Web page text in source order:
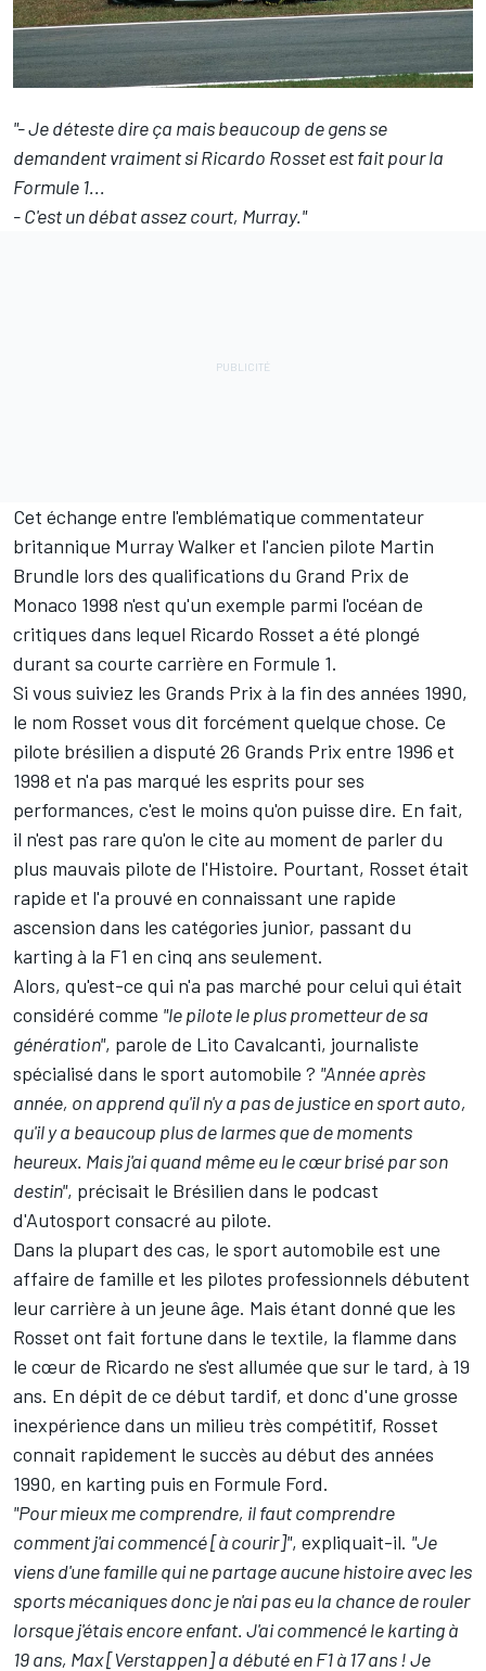
"- Je déteste dire ça mais beaucoup de gens se
demandent vraiment si Ricardo Rosset est fait pour la
Formule 1...
- C'est un débat assez court, Murray."
Cet échange entre l'emblématique commentateur
britannique Murray Walker et l'ancien pilote Martin
Brundle lors des qualifications du Grand Prix de
Monaco 1998 n'est qu'un exemple parmi l'océan de
critiques dans lequel Ricardo Rosset a été plongé
durant sa courte carrière en Formule 1.
Si vous suiviez les Grands Prix à la fin des années 1990,
le nom Rosset vous dit forcément quelque chose. Ce
pilote brésilien a disputé 26 Grands Prix entre 1996 et
1998 et n'a pas marqué les esprits pour ses
performances, c'est le moins qu'on puisse dire. En fait,
il n'est pas rare qu'on le cite au moment de parler du
plus mauvais pilote de l'Histoire. Pourtant, Rosset était
rapide et l'a prouvé en connaissant une rapide
ascension dans les catégories junior, passant du
karting à la F1 en cinq ans seulement.
Alors, qu'est-ce qui n'a pas marché pour celui qui était
considéré comme "le pilote le plus prometteur de sa
génération", parole de Lito Cavalcanti, journaliste
spécialisé dans le sport automobile ? "Année après
année, on apprend qu'il n'y a pas de justice en sport auto,
qu'il y a beaucoup plus de larmes que de moments
heureux. Mais j'ai quand même eu le cœur brisé par son
destin", précisait le Brésilien dans le podcast
d'Autosport consacré au pilote.
Dans la plupart des cas, le sport automobile est une
affaire de famille et les pilotes professionnels débutent
leur carrière à un jeune âge. Mais étant donné que les
Rosset ont fait fortune dans le textile, la flamme dans
le cœur de Ricardo ne s'est allumée que sur le tard, à 19
ans. En dépit de ce début tardif, et donc d'une grosse
inexpérience dans un milieu très compétitif, Rosset
connait rapidement le succès au début des années
1990, en karting puis en Formule Ford.
"Pour mieux me comprendre, il faut comprendre
comment j'ai commencé [à courir]", expliquait-il. "Je
viens d'une famille qui ne partage aucune histoire avec les
sports mécaniques donc je n'ai pas eu la chance de rouler
lorsque j'étais encore enfant. J'ai commencé le karting à
19 ans, Max [Verstappen] a débuté en F1 à 17 ans ! Je